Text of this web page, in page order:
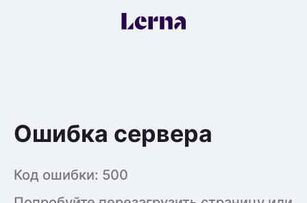
Ошибка сервера
Код ошибки: 500